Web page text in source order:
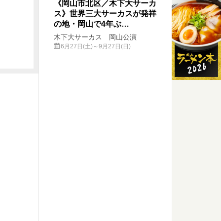
《岡山市北区／木下大サーカ
ス》世界三大サーカスが発祥
の地・岡山で4年ぶ…
木下大サーカス 岡山公演
6月27日(土)～9月27日(日)